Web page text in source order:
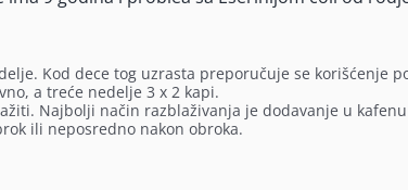
Kod dece tog uzrasta preporučuje se korišćenje
a treće nedelje 3 x 2 kapi.
Najbolji način razblaživanja je dodavanje u
ili neposredno nakon obroka.